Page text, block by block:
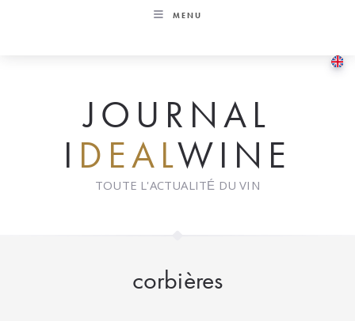
MENU
JOURNAL
I DEALWINE
TOUTE L'ACTUALITÉ DU VIN
corbières